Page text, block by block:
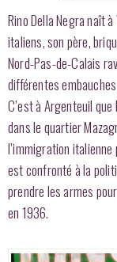
Rino Della Negra naît
italiens, son père,
Nord-Pas-de-Calais
différentes
C’est à Argenteuil
dans le quartier
l’immigration
est confronté à la
prendre les armes
en 1936.